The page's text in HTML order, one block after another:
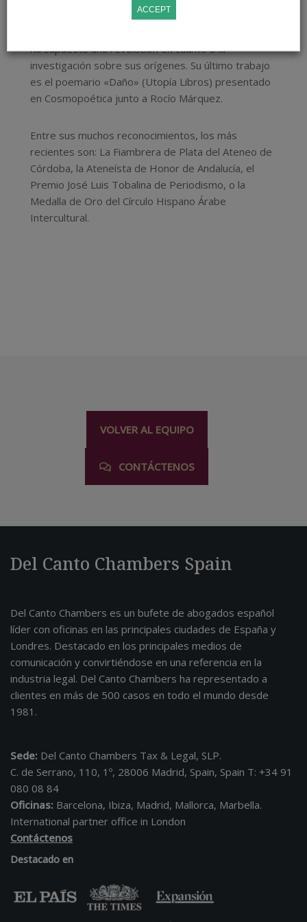
Asiméticro» (Berenice, 2017). Recientemente ha
ha supuesto una revolución en cuanto a la
investigación sobre sus orígenes. Su último trabajo
es el poemario «Daño» (Utopía Libros) presentado
en Cosmopoética junto a Rocío Márquez.
Entre sus muchos reconocimientos, los más
recientes son: La Fiambrera de Plata del Ateneo de
Córdoba, la Ateneísta de Honor de Andalucía, el
Premio José Luis Tobalina de Periodismo, o la
Medalla de Oro del Círculo Hispano Árabe
Intercultural.
VOLVER AL EQUIPO
CONTÁCTENOS
Del Canto Chambers Spain
Del Canto Chambers es un bufete de abogados español
líder con oficinas en las principales ciudades de España y
Londres. Destacado en los principales medios de
comunicación y convirtiéndose en una referencia en la
industria legal. Del Canto Chambers ha representado a
clientes en más de 500 casos en todo el mundo desde
1981.
Sede: Del Canto Chambers Tax & Legal, SLP.
C. de Serrano, 110, 1º, 28006 Madrid, Spain, Spain T: +34 91
080 08 84
Oficinas: Barcelona, Ibiza, Madrid, Mallorca, Marbella.
International partner office in London
Contáctenos
Destacado en
ACCEPT